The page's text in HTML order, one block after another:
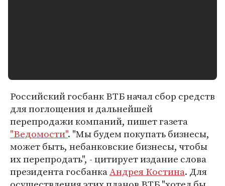
Российский госбанк ВТБ начал сбор средств
для поглощения и дальнейшей
перепродажи компаний, пишет газета
"Ведомости". "Мы будем покупать бизнесы,
может быть, небанковские бизнесы, чтобы
их перепродать", - цитирует издание слова
президента госбанкаАндрея Костина. Для